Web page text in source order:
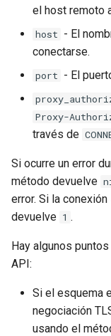
el host remoto
host - El
conectarse.
port - El
Proxy-
través de
Si ocurre un error
método devuelve
error. Si la
devuelve 1 .
Hay algunos
API:
Si el esquema
negociación
usando el